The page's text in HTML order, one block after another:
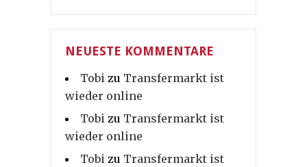
NEUESTE KOMMENTARE
Tobi zu Transfermarkt ist
wieder online
Tobi zu Transfermarkt ist
wieder online
Tobi zu Transfermarkt ist